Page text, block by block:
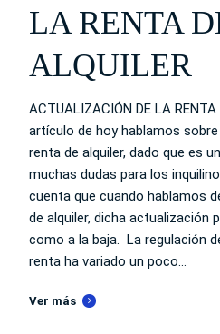
LA RENTA
ALQUILER
ACTUALIZACIÓN DE LA RENTA
artículo de hoy hablamos
renta de alquiler, dado que es
muchas dudas para los
cuenta que cuando hablamos
de alquiler, dicha actualización
como a la baja. La regulación
renta ha variado un poco...
Ver más